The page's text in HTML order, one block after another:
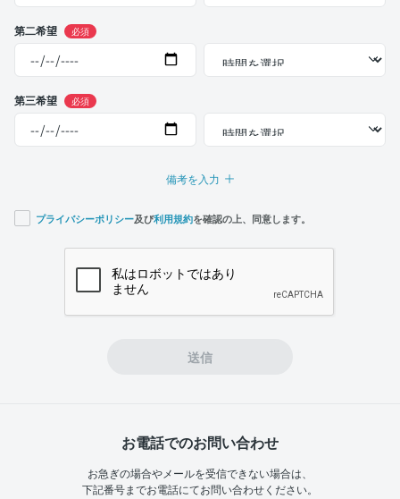
第二希望 必須
第三希望 必須
備考を入力
プライバシーポリシー及び利用規約を確認の上、同意します。
送信
お電話でのお問い合わせ
お急ぎの場合やメールを受信できない場合は、
下記番号までお電話にてお問い合わせください。